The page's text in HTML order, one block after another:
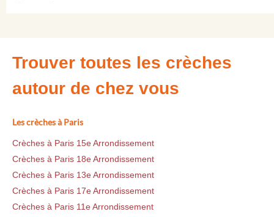
Trouver toutes les crèches
autour de chez vous
Les crèches à Paris
Crèches à Paris 15e Arrondissement
Crèches à Paris 18e Arrondissement
Crèches à Paris 13e Arrondissement
Crèches à Paris 17e Arrondissement
Crèches à Paris 11e Arrondissement